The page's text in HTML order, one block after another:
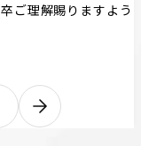
ご理解賜りますよう